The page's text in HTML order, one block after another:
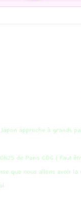
approche à grands
de Paris CDG (
que nous allons avoir